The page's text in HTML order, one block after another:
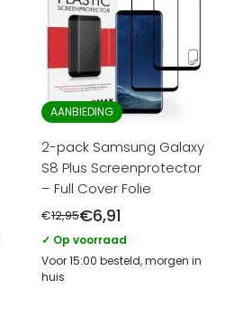
AANBIEDING
2-pack Samsung Galaxy
S8 Plus Screenprotector
– Full Cover Folie
€12,95€6,91
✓ Op voorraad
Voor 15:00 besteld, morgen in
huis